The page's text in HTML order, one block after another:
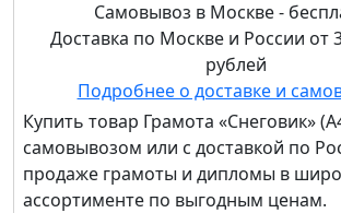
Самовывоз в Москве -
Доставка по Москве и России от
рублей
Подробнее о доставке и
Купить товар Грамота «Снеговик»
самовывозом или с доставкой по
продаже грамоты и дипломы в
ассортименте по выгодным ценам.